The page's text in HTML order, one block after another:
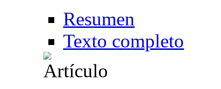
Resumen
Texto completo